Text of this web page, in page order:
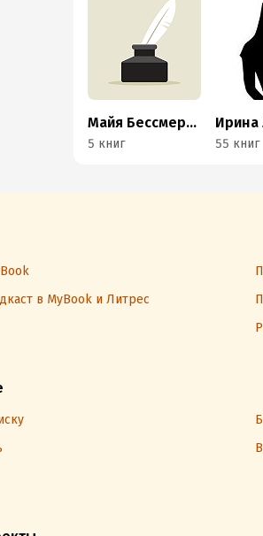
Майя Бессмертная
5 книг 55 книг
в MyBook и Литрес